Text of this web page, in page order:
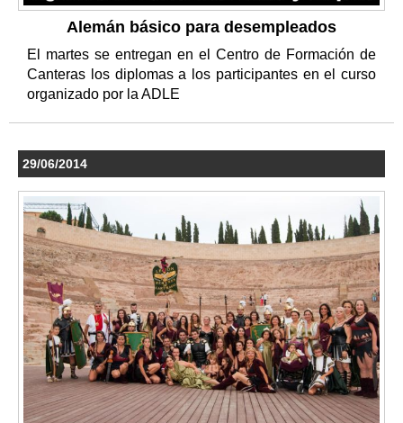
Alemán básico para desempleados
El martes se entregan en el Centro de Formación de
Canteras los diplomas a los participantes en el curso
organizado por la ADLE
29/06/2014